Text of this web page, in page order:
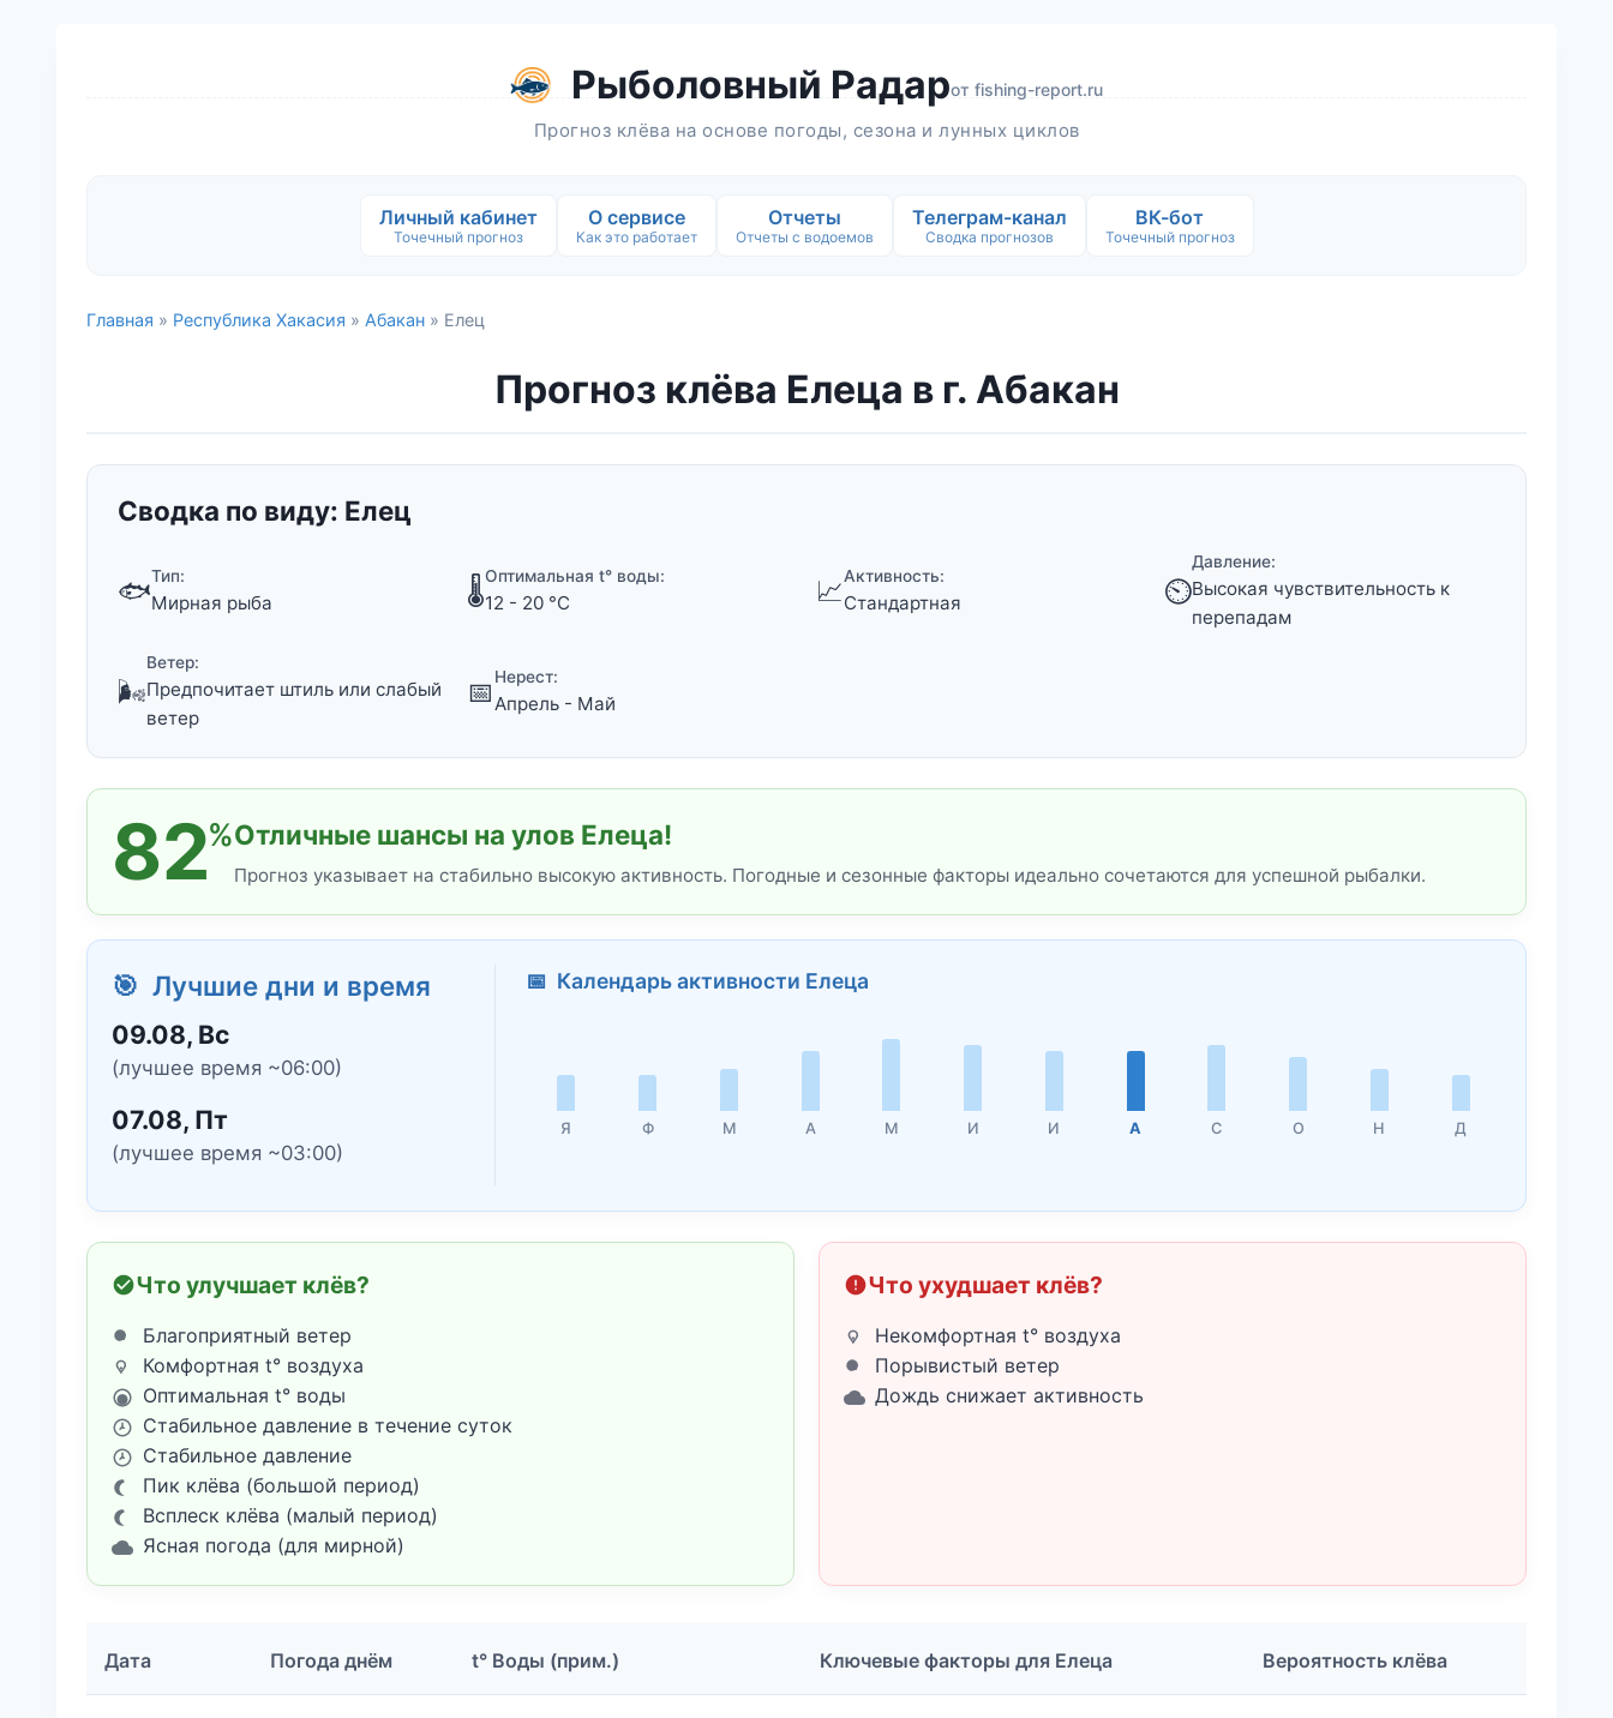
Рыболовный Радарот fishing-report.ru
Прогноз клёва на основе погоды, сезона и лунных циклов
Личный кабинет
Точечный прогноз
О сервисе
Как это работает
Отчеты
Отчеты с водоемов
Телеграм-канал
Сводка прогнозов
ВК-бот
Точечный прогноз
Главная » Республика Хакасия » Абакан » Елец
Прогноз клёва Елеца в г. Абакан
Сводка по виду: Елец
🐟Тип:
Мирная рыба 🌡️Оптимальная t° воды:
12 - 20 °C 📈Активность:
Стандартная ⏲️
Давление:
Высокая чувствительность к
перепадам
🌬️
Ветер:
Предпочитает штиль или слабый
ветер
📅 Нерест:
Апрель - Май
82%Отличные шансы на улов Елеца!
Прогноз указывает на стабильно высокую активность. Погодные и сезонные факторы идеально сочетаются для успешной рыбалки.
🎯 Лучшие дни и время
09.08, Вс
(лучшее время ~06:00)
07.08, Пт
(лучшее время ~03:00)
📅 Календарь активности Елеца
Я Ф М А М И И А С О Н Д
Что улучшает клёв?
Благоприятный ветер
Комфортная t° воздуха
Оптимальная t° воды
Стабильное давление в течение суток
Стабильное давление
Пик клёва (большой период)
Всплеск клёва (малый период)
Ясная погода (для мирной)
Что ухудшает клёв?
Некомфортная t° воздуха
Порывистый ветер
Дождь снижает активность
Дата Погода днём t° Воды (прим.) Ключевые факторы для Елеца Вероятность клёва